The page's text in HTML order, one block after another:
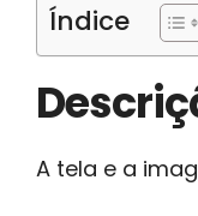
Índice
A tela e a